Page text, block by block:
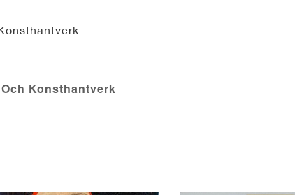
Konsthantverk